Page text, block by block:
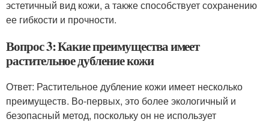
эстетичный вид кожи, а также способствует сохранению
ее гибкости и прочности.
Вопрос 3: Какие преимущества имеет
растительное дубление кожи
Ответ: Растительное дубление кожи имеет несколько
преимуществ. Во-первых, это более экологичный и
безопасный метод, поскольку он не использует